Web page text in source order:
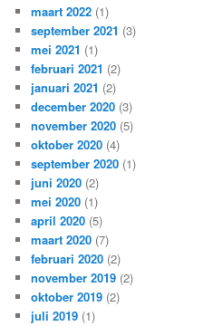
maart 2022 (1)
september 2021 (3)
mei 2021 (1)
februari 2021 (2)
januari 2021 (2)
december 2020 (3)
november 2020 (5)
oktober 2020 (4)
september 2020 (1)
juni 2020 (2)
mei 2020 (1)
april 2020 (5)
maart 2020 (7)
februari 2020 (2)
november 2019 (2)
oktober 2019 (2)
juli 2019 (1)